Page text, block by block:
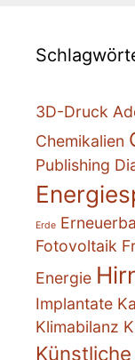
3D-Druck
Chemikalien
Publishing
Erde
Fotovoltaik
Energie
Implantate
Klimabilanz